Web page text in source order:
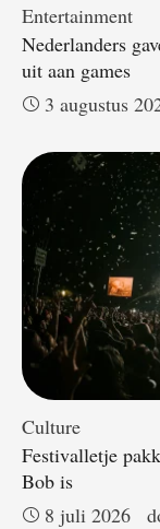
Entertainment
Nederlanders
uit aan games
3 augustus
Culture
Festivalletje
Bob is
8 juli 2026